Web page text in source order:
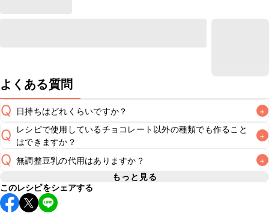
よくある質問
Q 日持ちはどれくらいですか？ +
A
保存期間は冷蔵で翌日中が目安です。トッピングはお召し上
Q
レシピで使用しているチョコレート以外の種類でも作ること
はできますか？
+
A
基本的にお好みの風味のチョコレートを使用してお作りいた
Q 無調整豆乳の代用はありますか？ +
A 無調整豆乳の代わりに調整豆乳や牛乳を使用することもでき
もっと見る
このレシピをシェアする